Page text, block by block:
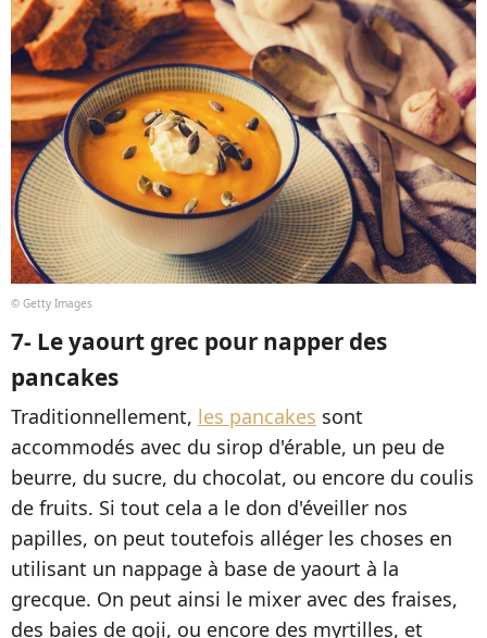
© Getty Images
7- Le yaourt grec pour napper des
pancakes
Traditionnellement, les pancakes sont
accommodés avec du sirop d'érable, un peu de
beurre, du sucre, du chocolat, ou encore du coulis
de fruits. Si tout cela a le don d'éveiller nos
papilles, on peut toutefois alléger les choses en
utilisant un nappage à base de yaourt à la
grecque. On peut ainsi le mixer avec des fraises,
des baies de goji, ou encore des myrtilles, et